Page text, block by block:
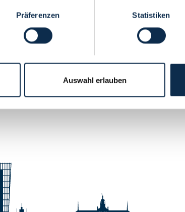
Präferenzen Statistiken
Auswahl erlauben